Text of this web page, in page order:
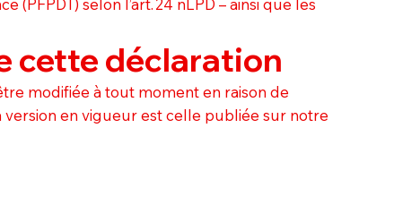
cette déclaration
modifiée à tout moment en raison de
en vigueur est celle publiée sur notre